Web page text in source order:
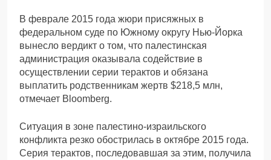
В феврале 2015 года жюри присяжных в
федеральном суде по Южному округу Нью-Йорка
вынесло вердикт о том, что палестинская
администрация оказывала содействие в
осуществлении серии терактов и обязана
выплатить родственникам жертв $218,5 млн,
отмечает Bloomberg.
Ситуация в зоне палестино-израильского
конфликта резко обострилась в октябре 2015 года.
Серия терактов, последовавшая за этим, получила